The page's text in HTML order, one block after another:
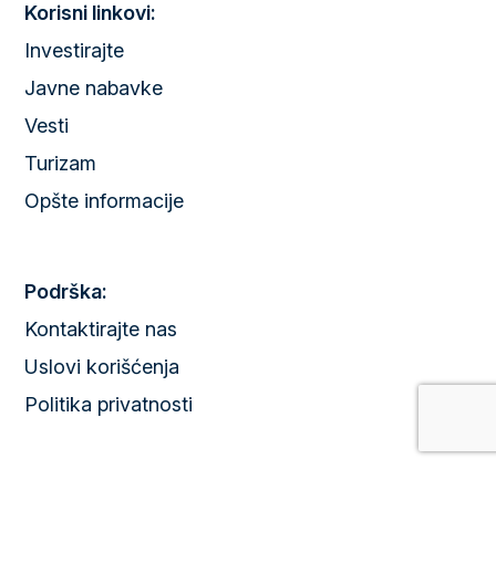
Korisni linkovi:
Investirajte
Javne nabavke
Vesti
Turizam
Opšte informacije
Podrška:
Kontaktirajte nas
Uslovi korišćenja
Politika privatnosti